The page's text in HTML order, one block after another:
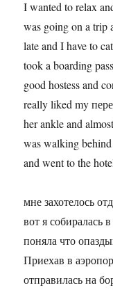
I wanted to relax
was going on a trip
late and I have to
took a boarding
good hostess and
really liked my
her ankle and
was walking
and went to the
мне захотелось
вот я собиралась
поняла что
Приехав в
отправилась на